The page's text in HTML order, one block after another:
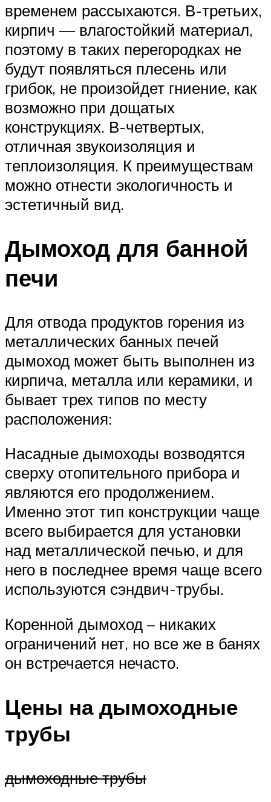
временем рассыхаются. В-третьих,
кирпич — влагостойкий материал,
поэтому в таких перегородках не
будут появляться плесень или
грибок, не произойдет гниение, как
возможно при дощатых
конструкциях. В-четвертых,
отличная звукоизоляция и
теплоизоляция. К преимуществам
можно отнести экологичность и
эстетичный вид.
Дымоход для банной
печи
Для отвода продуктов горения из
металлических банных печей
дымоход может быть выполнен из
кирпича, металла или керамики, и
бывает трех типов по месту
расположения:
Насадные дымоходы возводятся
сверху отопительного прибора и
являются его продолжением.
Именно этот тип конструкции чаще
всего выбирается для установки
над металлической печью, и для
него в последнее время чаще всего
используются сэндвич-трубы.
Коренной дымоход – никаких
ограничений нет, но все же в банях
он встречается нечасто.
Цены на дымоходные
трубы
дымоходные трубы